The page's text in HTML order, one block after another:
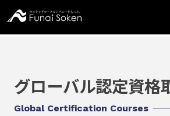
グローバル認定資格
Global Certification Courses